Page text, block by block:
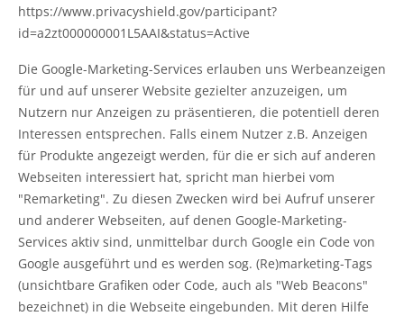
https://www.privacyshield.gov/participant?
id=a2zt000000001L5AAI&status=Active
Die Google-Marketing-Services erlauben uns Werbeanzeigen
für und auf unserer Website gezielter anzuzeigen, um
Nutzern nur Anzeigen zu präsentieren, die potentiell deren
Interessen entsprechen. Falls einem Nutzer z.B. Anzeigen
für Produkte angezeigt werden, für die er sich auf anderen
Webseiten interessiert hat, spricht man hierbei vom
"Remarketing". Zu diesen Zwecken wird bei Aufruf unserer
und anderer Webseiten, auf denen Google-Marketing-
Services aktiv sind, unmittelbar durch Google ein Code von
Google ausgeführt und es werden sog. (Re)marketing-Tags
(unsichtbare Grafiken oder Code, auch als "Web Beacons"
bezeichnet) in die Webseite eingebunden. Mit deren Hilfe